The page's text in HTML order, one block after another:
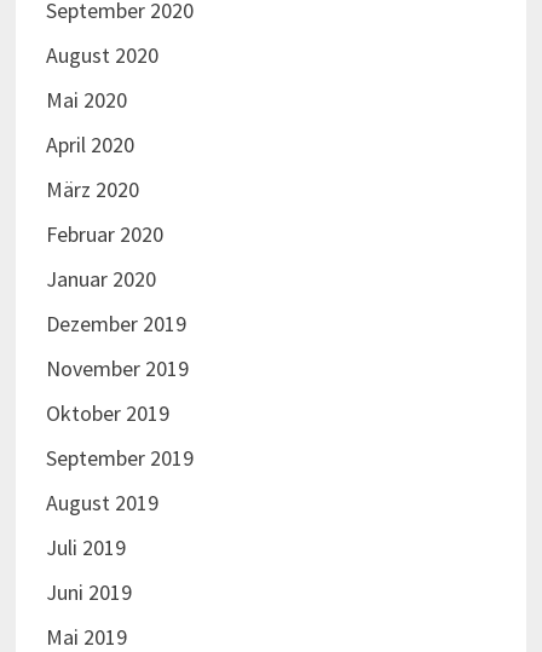
September 2020
August 2020
Mai 2020
April 2020
März 2020
Februar 2020
Januar 2020
Dezember 2019
November 2019
Oktober 2019
September 2019
August 2019
Juli 2019
Juni 2019
Mai 2019